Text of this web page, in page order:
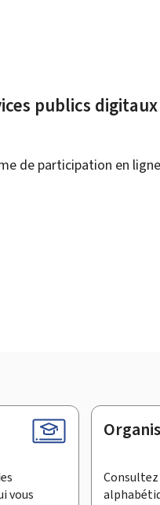
publics
de participation en
vous
Consultez